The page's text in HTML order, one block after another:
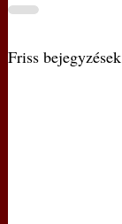
Friss bejegyzések